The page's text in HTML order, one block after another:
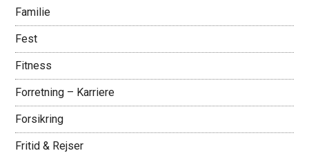
Familie
Fest
Fitness
Forretning – Karriere
Forsikring
Fritid & Rejser